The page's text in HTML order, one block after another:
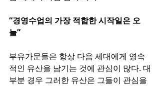
“경영수업의 가장 적합한 시작일은 오
늘”
부유가문들은 항상 다음 세대에게 영속
적인 유산을 남기는 것에 관심이 많다. 대
부분 경우 그러한 유산은 그들이 관심을